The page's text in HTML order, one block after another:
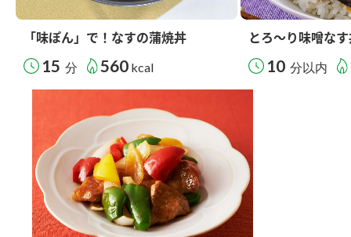
「味ぽん」で！なすの蒲焼丼
15 分 560 kcal
とろ～り味噌な
10 分以内